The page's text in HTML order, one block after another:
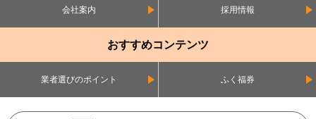
会社案内 採用情報
おすすめコンテンツ
業者選びのポイント ふく福券